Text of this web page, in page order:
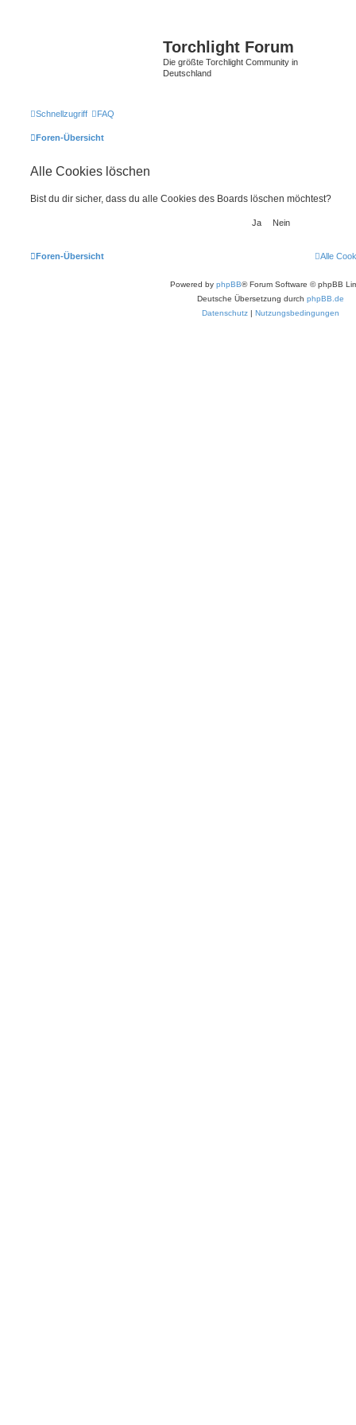
Torchlight Forum
Die größte Torchlight Community in
Deutschland
Schnellzugriff FAQ
Foren-Übersicht
Alle Cookies löschen
Bist du dir sicher, dass du alle Cookies des Boards löschen möchtest?
Foren-Übersicht Alle
Powered by phpBB® Forum Software © phpBB
Deutsche Übersetzung durch phpBB.de
Datenschutz | Nutzungsbedingungen